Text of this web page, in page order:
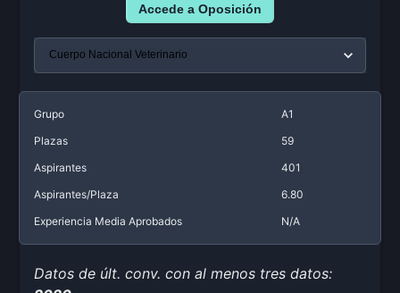
Accede a Oposición
Grupo
A1
Plazas
59
Aspirantes
401
Aspirantes/Plaza
6.80
Experiencia Media Aprobados
N/A
Datos de últ. conv. con al menos tres datos: